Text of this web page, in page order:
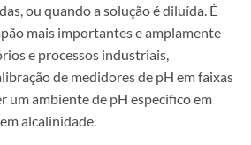
ou quando a solução é diluída. É
mais importantes e amplamente
e processos industriais,
de medidores de pH em faixas
um ambiente de pH específico em
alcalinidade.